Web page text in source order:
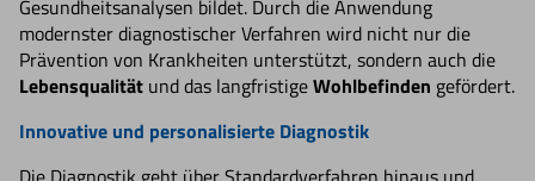
Gesundheitsanalysen bildet. Durch die Anwendung
modernster diagnostischer Verfahren wird nicht nur die
Prävention von Krankheiten unterstützt, sondern auch die
Lebensqualität und das langfristigeWohlbefinden gefördert.
Innovative und personalisierte Diagnostik